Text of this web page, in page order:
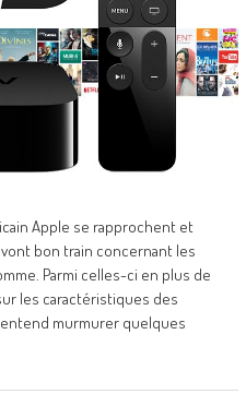
Apple se rapprochent et
bon train concernant les
Parmi celles-ci en plus de
les caractéristiques des
entend murmurer quelques